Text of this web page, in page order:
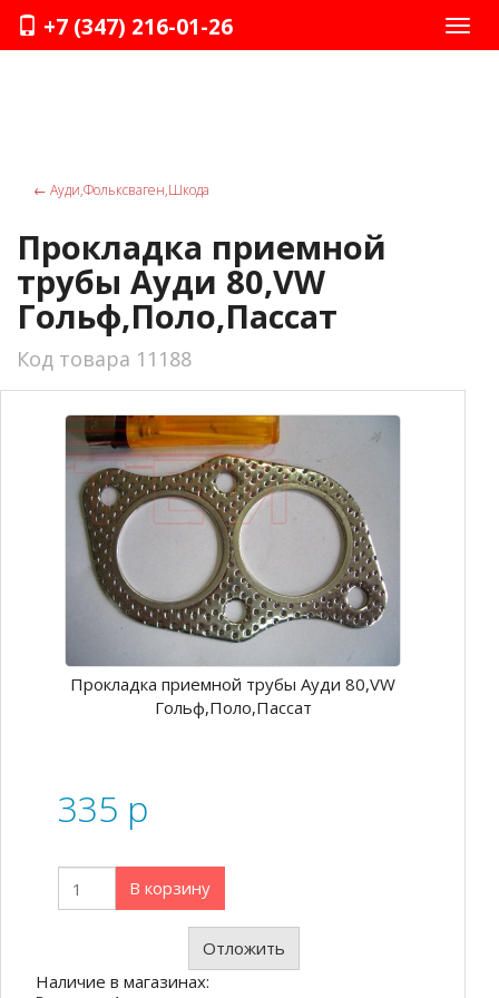
+7 (347) 216-01-26
← Ауди,Фольксваген,Шкода
Прокладка приемной
трубы Ауди 80,VW
Гольф,Поло,Пассат
Код товара 11188
Прокладка приемной трубы Ауди 80,VW
Гольф,Поло,Пассат
335 p
В корзину
Отложить
Наличие в магазинах: